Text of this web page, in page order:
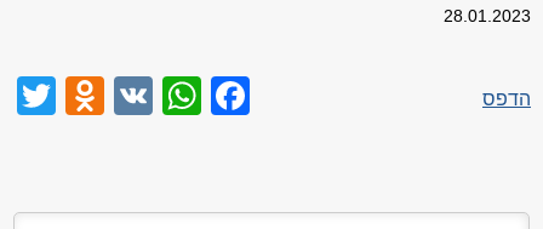
28.01.2023
הדפס Facebook
VK